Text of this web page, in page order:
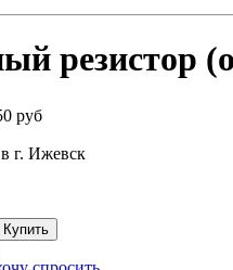
резистор
руб
г. Ижевск